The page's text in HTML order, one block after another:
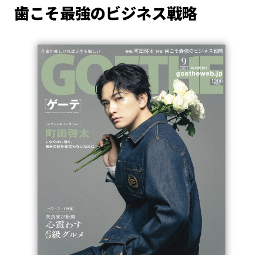
歯こそ最強のビジネス戦略